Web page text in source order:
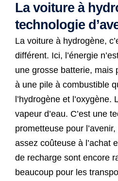
La voiture à
technologie
La voiture à hydrogène,
différent. Ici, l’énergie
une grosse batterie, mais
à une pile à combustible
l’hydrogène et
vapeur d’eau. C’est une
prometteuse pour
assez coûteuse à l’achat
de recharge sont encore
beaucoup pour les